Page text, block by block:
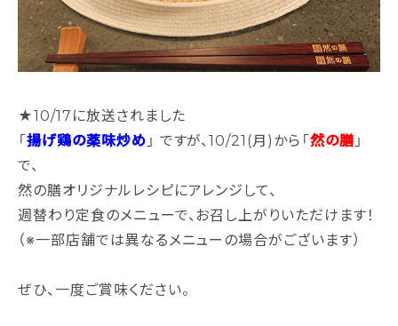
★10/17に放送されました
「揚げ鶏の薬味炒め 」 ですが、10/21(月)から「然の膳 」
で、
然の膳オリジナルレシピにアレンジして、
週替わり定食のメニューで、お召し上がりいただけます！
（※一部店舗では異なるメニューの場合がございます）
ぜひ、一度ご賞味ください。